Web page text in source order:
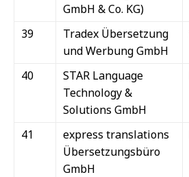
GmbH & Co. KG)
39
Tradex Übersetzung
und Werbung GmbH
40
STAR Language
Technology &
Solutions GmbH
41
express translations
Übersetzungsbüro
GmbH